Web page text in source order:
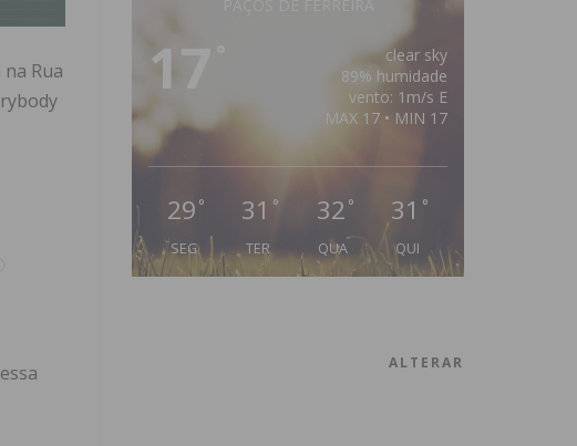
Rua
17
clear sky
89% humidade
vento: 1m/s E
MAX 17 • MIN 17
29 °
SEG
31 °
TER
32 °
QUA
31 °
QUI
ALTERAR